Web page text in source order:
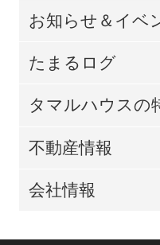
お知らせ＆イベ
たまるログ
タマルハウスの
不動産情報
会社情報